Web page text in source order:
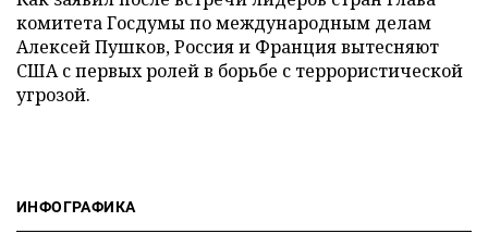
комитета Госдумы по международным делам
Алексей Пушков, Россия и Франция вытесняют
США с первых ролей в борьбе с террористической
угрозой.
ИНФОГРАФИКА